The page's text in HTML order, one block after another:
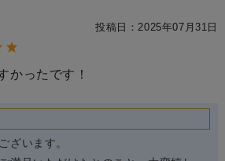
投稿日： 2025年07月31日
かったです！
ざいます。